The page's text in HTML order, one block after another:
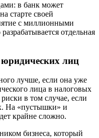
в банк может
старте своей
с миллионными
отдельная
лиц
лучше, если она уже
лица в налоговых
в том случае, если
На «пустышки» и
крайне сложно.
бизнеса, который